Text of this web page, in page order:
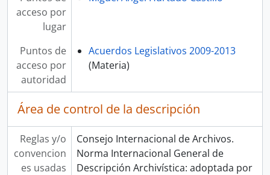
acceso por
lugar
Puntos de
acceso por
autoridad
Acuerdos Legislativos 2009-2013
(Materia)
Área de control de la descripción
Reglas y/o
convencion
es usadas
Consejo Internacional de Archivos.
Norma Internacional General de
Descripción Archivística: adoptada por